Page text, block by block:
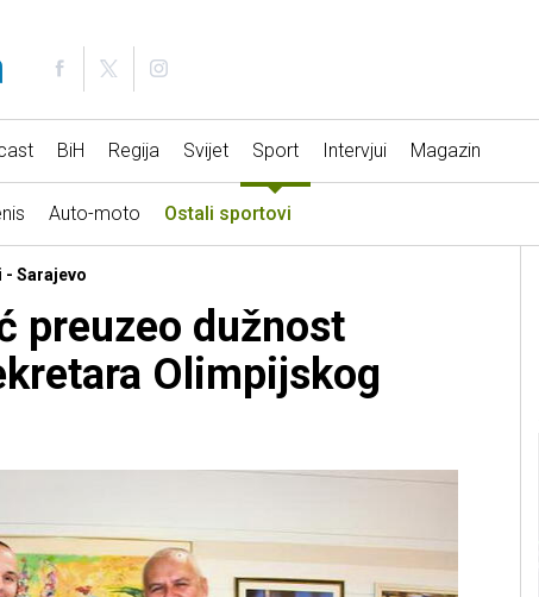
BiH Regija Svijet Sport Intervjui Magazin
Auto-moto Ostali sportovi
- Sarajevo
preuzeo dužnost
Olimpijskog